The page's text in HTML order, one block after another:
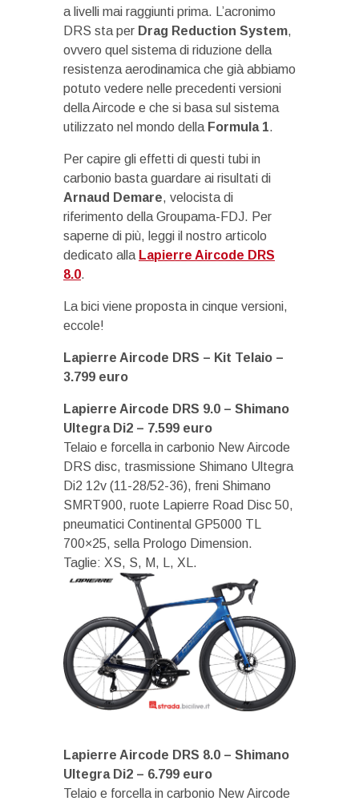
a livelli mai raggiunti prima. L’acronimo
DRS sta per Drag Reduction System,
ovvero quel sistema di riduzione della
resistenza aerodinamica che già abbiamo
potuto vedere nelle precedenti versioni
della Aircode e che si basa sul sistema
utilizzato nel mondo della Formula 1.
Per capire gli effetti di questi tubi in
carbonio basta guardare ai risultati di
Arnaud Demare, velocista di
riferimento della Groupama-FDJ. Per
saperne di più, leggi il nostro articolo
dedicato alla Lapierre Aircode DRS
8.0.
La bici viene proposta in cinque versioni,
eccole!
Lapierre Aircode DRS – Kit Telaio –
3.799 euro
Lapierre Aircode DRS 9.0 – Shimano
Ultegra Di2 – 7.599 euro
Telaio e forcella in carbonio New Aircode
DRS disc, trasmissione Shimano Ultegra
Di2 12v (11-28/52-36), freni Shimano
SMRT900, ruote Lapierre Road Disc 50,
pneumatici Continental GP5000 TL
700×25, sella Prologo Dimension.
Taglie: XS, S, M, L, XL.
Lapierre Aircode DRS 8.0 – Shimano
Ultegra Di2 – 6.799 euro
Telaio e forcella in carbonio New Aircode